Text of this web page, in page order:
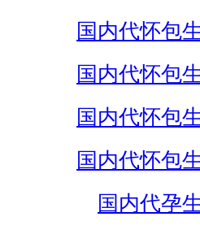
国内代怀包
国内代怀包
国内代怀包
国内代怀包
国内代孕